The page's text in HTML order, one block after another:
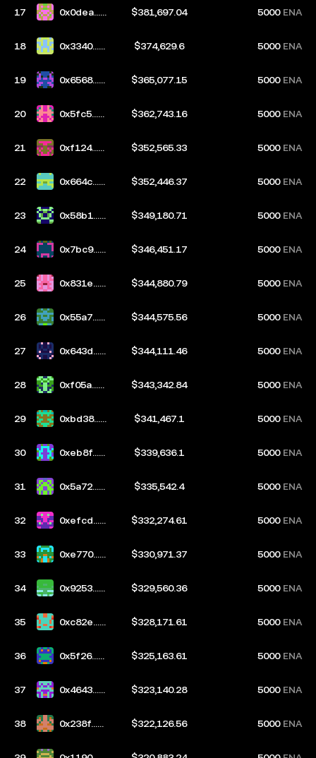
17
0x0dea...2
$381,697.04 5000 ENA
18
0x3340...0
$374,629.6 5000 ENA
19
0x6568...2
$365,077.15 5000 ENA
20
0x5fc5...c
$362,743.16 5000 ENA
21
0xf124...8
$352,565.33 5000 ENA
22
0x664c...2
$352,446.37 5000 ENA
23
0x58b1...b
$349,180.71 5000 ENA
24
0x7bc9...b
$346,451.17 5000 ENA
25
0x831e...7
$344,880.79 5000 ENA
26
0x55a7...d
$344,575.56 5000 ENA
27
0x643d...3
$344,111.46 5000 ENA
28
0xf05a...b
$343,342.84 5000 ENA
29
0xbd38...6
$341,467.1 5000 ENA
30
0xeb8f...7
$339,636.1 5000 ENA
31
0x5a72...b
$335,542.4 5000 ENA
32
0xefcd...7
$332,274.61 5000 ENA
33
0xe770...2
$330,971.37 5000 ENA
34
0x9253...7
$329,560.36 5000 ENA
35
0xc82e...b
$328,171.61 5000 ENA
36
0x5f26...d
$325,163.61 5000 ENA
37
0x4643...3
$323,140.28 5000 ENA
38
0x238f...e
$322,126.56 5000 ENA